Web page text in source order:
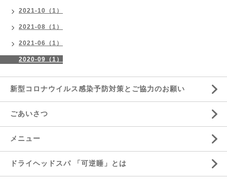
2021-10（1）
2021-08（1）
2021-06（1）
2020-09（1）
新型コロナウイルス感染予防対策とご協力のお願い
ごあいさつ
メニュー
ドライヘッドスパ 「可逆睡」とは